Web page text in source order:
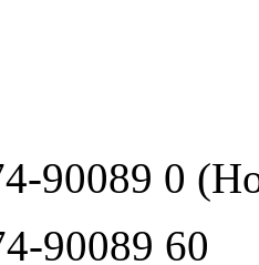
90089 0
90089 60